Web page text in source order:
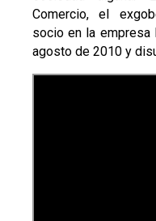
Comercio, el
socio en la empresa
agosto de 2010 y